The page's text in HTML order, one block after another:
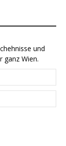
und
ganz Wien.